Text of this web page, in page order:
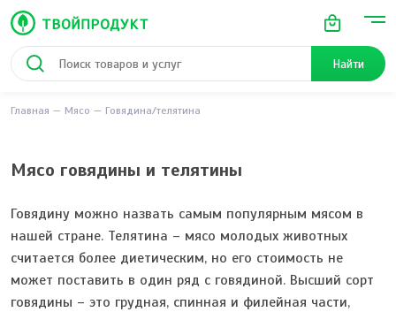
Найти
Главная Мясо Говядина/телятина
Мясо говядины и телятины
Говядину можно назвать самым популярным мясом в
нашей стране. Телятина – мясо молодых животных
считается более диетическим, но его стоимость не
может поставить в один ряд с говядиной. Высший сорт
говядины – это грудная, спинная и филейная части,